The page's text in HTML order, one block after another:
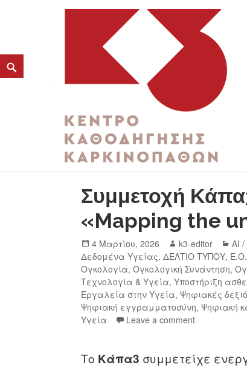
K3
ΚΕΝΤΡΟ ΚΑΘΟΔΗΓΗΣΗΣ ΚΑΡΚΙΝΟΠΑΘΩΝ
ΚΑΤΗΓΟΡΊΑ:
Συμμετοχή
«Mapping the
4 Μαρτίου, 2026 k3-editor AI
Δεδομένα Υγείας,ΔΕΛΤΙΟ ΤΥΠΟΥ,
Ογκολογία,Ογκολογική Συνάντηση,
Τεχνολογία & Υγεία,Υποστήριξη
Εργαλεία στην Υγεία, Ψηφιακές
Ψηφιακή εγγραμματοσύνη, Ψηφιακή
Υγεία
Leave a comment
Το Κάπα3 συμμετείχε